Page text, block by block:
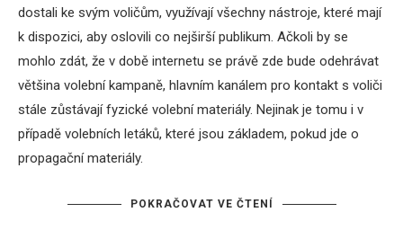
dostali ke svým voličům, využívají všechny nástroje, které mají
k dispozici, aby oslovili co nejširší publikum. Ačkoli by se
mohlo zdát, že v době internetu se právě zde bude odehrávat
většina volební kampaně, hlavním kanálem pro kontakt s voliči
stále zůstávají fyzické volební materiály. Nejinak je tomu i v
případě volebních letáků, které jsou základem, pokud jde o
propagační materiály.
POKRAČOVAT VE ČTENÍ